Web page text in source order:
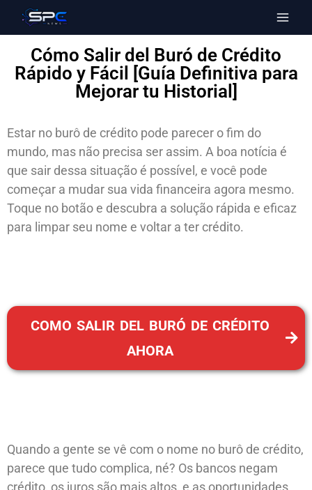
Cómo Salir del Buró de Crédito
Rápido y Fácil [Guía Definitiva para
Mejorar tu Historial]
Estar no burô de crédito pode parecer o fim do
mundo, mas não precisa ser assim. A boa notícia é
que sair dessa situação é possível, e você pode
começar a mudar sua vida financeira agora mesmo.
Toque no botão e descubra a solução rápida e eficaz
para limpar seu nome e voltar a ter crédito.
COMO SALIR DEL BURÓ DE CRÉDITO
AHORA
Quando a gente se vê com o nome no burô de crédito,
parece que tudo complica, né? Os bancos negam
crédito, os juros são mais altos, e as oportunidades